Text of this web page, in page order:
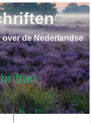
NL EN
de Nederlandse